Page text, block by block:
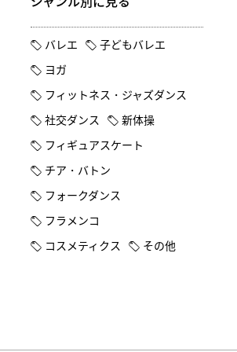
バレエ
子どもバレエ
ヨガ
フィットネス・ジャズダンス
社交ダンス
新体操
フィギュアスケート
チア・バトン
フォークダンス
フラメンコ
コスメティクス
その他